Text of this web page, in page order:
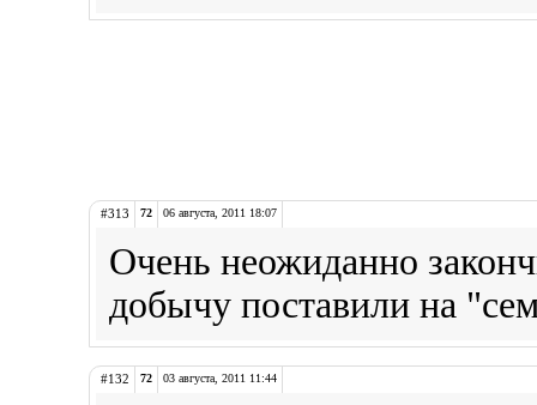
#313 72 06 августа, 2011 18:07
Очень неожиданно
добычу поставили на
#132 72 03 августа, 2011 11:44